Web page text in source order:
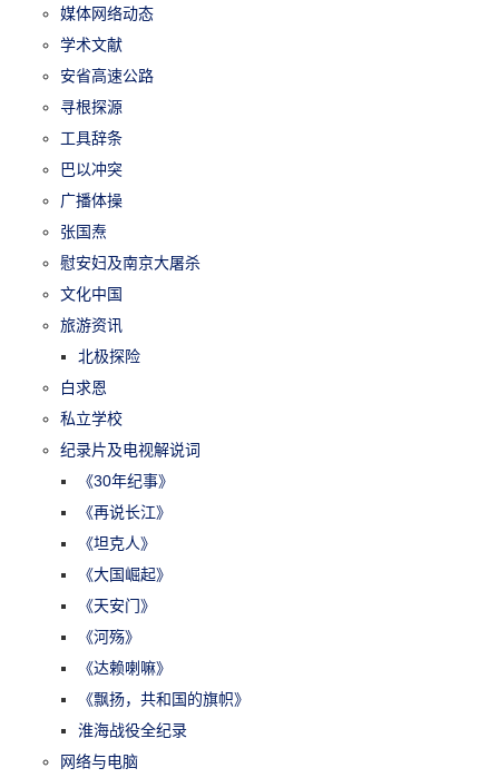
媒体网络动态
学术文献
安省高速公路
寻根探源
工具辞条
巴以冲突
广播体操
张国焘
慰安妇及南京大屠杀
文化中国
旅游资讯
北极探险
白求恩
私立学校
纪录片及电视解说词
《30年纪事》
《再说长江》
《坦克人》
《大国崛起》
《天安门》
《河殇》
《达赖喇嘛》
《飘扬，共和国的旗帜》
淮海战役全纪录
网络与电脑